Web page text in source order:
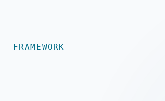
FRAMEWORK